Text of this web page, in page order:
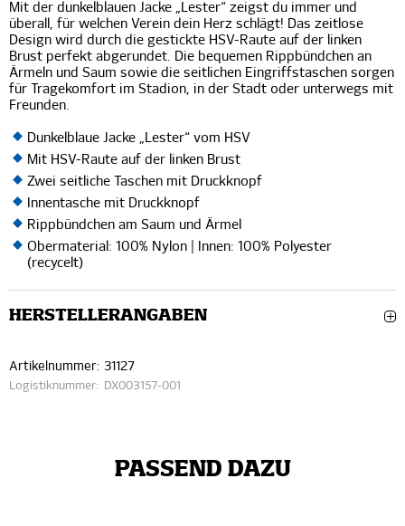
Mit der dunkelblauen Jacke „Lester“ zeigst du immer und
überall, für welchen Verein dein Herz schlägt! Das zeitlose
Design wird durch die gestickte HSV-Raute auf der linken
Brust perfekt abgerundet. Die bequemen Rippbündchen an
Ärmeln und Saum sowie die seitlichen Eingriffstaschen sorgen
für Tragekomfort im Stadion, in der Stadt oder unterwegs mit
Freunden.
Dunkelblaue Jacke „Lester“ vom HSV
Mit HSV-Raute auf der linken Brust
Zwei seitliche Taschen mit Druckknopf
Innentasche mit Druckknopf
Rippbündchen am Saum und Ärmel
Obermaterial: 100% Nylon | Innen: 100% Polyester
(recycelt)
HERSTELLERANGABEN
Artikelnummer: 31127
Logistiknummer: DX003157-001
PASSEND DAZU